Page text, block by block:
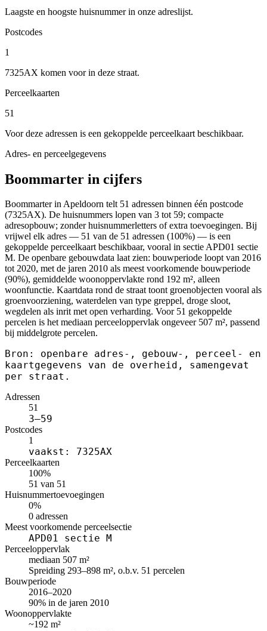
Laagste en hoogste huisnummer in onze adreslijst.
Postcodes
1
7325AX komen voor in deze straat.
Perceelkaarten
51
Voor deze adressen is een gekoppelde perceelkaart beschikbaar.
Adres- en perceelgegevens
Boommarter in cijfers
Boommarter in Apeldoorn telt 51 adressen binnen één postcode
(7325AX). De huisnummers lopen van 3 tot 59; compacte
adresopbouw; zonder huisnummerletters of extra toevoegingen. Bij
vrijwel elk adres — 51 van de 51 adressen (100%) — is een
gekoppelde perceelkaart beschikbaar, vooral in sectie APD01 sectie
M. De openbare gebouwdata laat zien: bouwperiode loopt van 2016
tot 2020, met de jaren 2010 als meest voorkomende bouwperiode
(90%), gemiddelde woonoppervlakte rond 192 m², alleen
woonfunctie. Kaartdata rond de straat toont groenobjecten vooral als
groenvoorziening, waterdelen van type greppel, droge sloot,
wegdelen als inrit met open verharding. Voor 51 gekoppelde
percelen is het mediaan perceeloppervlak ongeveer 507 m², passend
bij middelgrote percelen.
Bron: openbare adres-, gebouw-, perceel- en
kaartgegevens van de overheid, samengevat
per straat.
Adressen
51
3–59
Postcodes
1
vaakst: 7325AX
Perceelkaarten
100%
51 van 51
Huisnummertoevoegingen
0%
0 adressen
Meest voorkomende perceelsectie
APD01 sectie M
Perceeloppervlak
mediaan 507 m²
Spreiding 293–898 m², o.b.v. 51 percelen
Bouwperiode
2016–2020
90% in de jaren 2010
Woonoppervlakte
~192 m²